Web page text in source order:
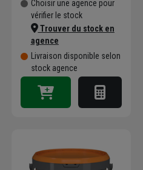
Choisir une agence pour
vérifier le stock
Trouver du stock en
agence
Livraison disponible selon
stock agence